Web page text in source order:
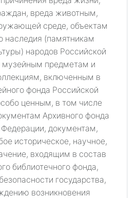
вреда животным,
среде, объектам
наследия (памятникам
народов Российской
музейным предметам и
включенным в
фонда Российской
ценным, в том числе
Архивного фонда
документам,
историческое, научное,
входящим в состав
библиотечного фонда,
государства,
возникновения